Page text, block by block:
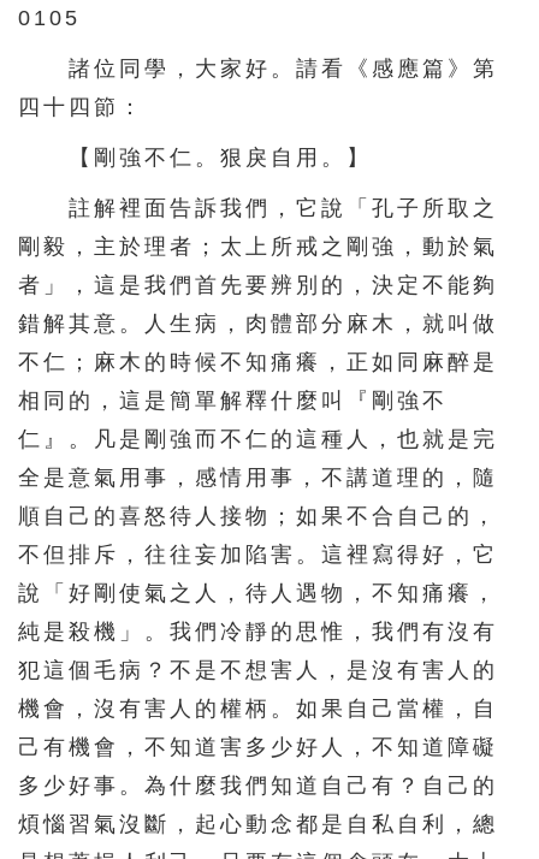
111
116 117 118 119 120
121
126 127 128 129
131 132 133 134 135
136 137 138 139 140
141 142 143 144 145
151 152 153 154
157 158 159 160
161 162 163 164 165
166 167 168 169 170
176 177 178 179 180
181 182 183 184 185
186 187 188 189 190
191 192 193 194 195
0105
諸位同學，大家好。請看《感應篇》第
四十四節：
【剛強不仁。狠戾自用。】
註解裡面告訴我們，它說「孔子所取之
剛毅，主於理者；太上所戒之剛強，動於氣
者」，這是我們首先要辨別的，決定不能夠
錯解其意。人生病，肉體部分麻木，就叫做
不仁；麻木的時候不知痛癢，正如同麻醉是
相同的，這是簡單解釋什麼叫『剛強不
仁』。凡是剛強而不仁的這種人，也就是完
全是意氣用事，感情用事，不講道理的，隨
順自己的喜怒待人接物；如果不合自己的，
不但排斥，往往妄加陷害。這裡寫得好，它
說「好剛使氣之人，待人遇物，不知痛癢，
純是殺機」。我們冷靜的思惟，我們有沒有
犯這個毛病？不是不想害人，是沒有害人的
機會，沒有害人的權柄。如果自己當權，自
己有機會，不知道害多少好人，不知道障礙
多少好事。為什麼我們知道自己有？自己的
煩惱習氣沒斷，起心動念都是自私自利，總